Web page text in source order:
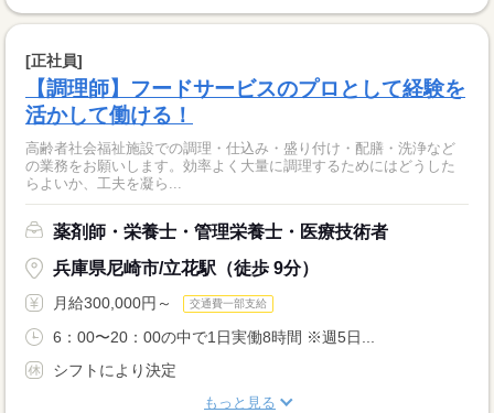
[正社員]
【調理師】フードサービスのプロとして経験を
活かして働ける！
高齢者社会福祉施設での調理・仕込み・盛り付け・配膳・洗浄など
の業務をお願いします。効率よく大量に調理するためにはどうした
らよいか、工夫を凝ら...
薬剤師・栄養士・管理栄養士・医療技術者
兵庫県尼崎市/立花駅（徒歩 9分）
月給300,000円～ 交通費一部支給
6：00〜20：00の中で1日実働8時間 ※週5日...
シフトにより決定
もっと見る